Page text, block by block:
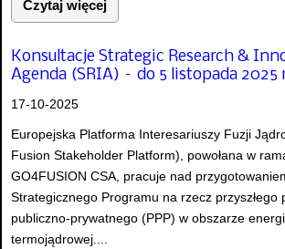
Czytaj więcej
Konsultacje Strategic Research &
Agenda (SRIA) – do 5 listopada 2025
17-10-2025
Europejska Platforma Interesariuszy Fuzji
Fusion Stakeholder Platform), powołana w
GO4FUSION CSA, pracuje nad
Strategicznego Programu na rzecz przyszłego
publiczno-prywatnego (PPP) w obszarze
termojądrowej....